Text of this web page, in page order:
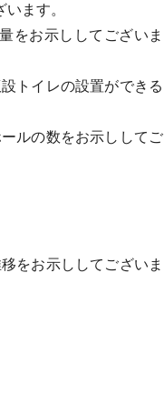
ます。
をお示ししてございま
トイレの設置ができる
ルの数をお示ししてご
をお示ししてございま